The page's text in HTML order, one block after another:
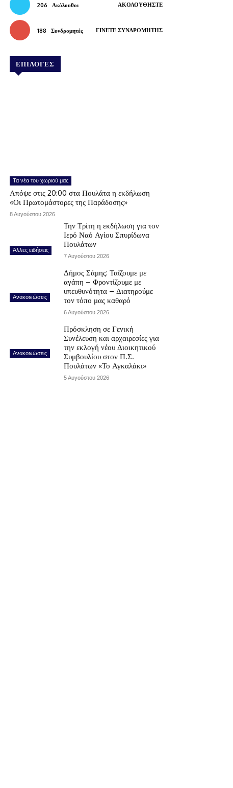
206 Ακόλουθοι ΑΚΟΛΟΥΘΉΣΤΕ
188 Συνδρομητές ΓΊΝΕΤΕ ΣΥΝΔΡΟΜΗΤΉΣ
ΕΠΙΛΟΓΕΣ
Τα νέα του χωριού μας
Απόψε στις 20:00 στα Πουλάτα η εκδήλωση
«Οι Πρωτομάστορες της Παράδοσης»
8 Αυγούστου 2026
Άλλες ειδήσεις
Την Τρίτη η εκδήλωση για τον
Ιερό Ναό Αγίου Σπυρίδωνα
Πουλάτων
7 Αυγούστου 2026
Ανακοινώσεις
Δήμος Σάμης: Ταΐζουμε με
αγάπη – Φροντίζουμε με
υπευθυνότητα – Διατηρούμε
τον τόπο μας καθαρό
6 Αυγούστου 2026
Ανακοινώσεις
Πρόσκληση σε Γενική
Συνέλευση και αρχαιρεσίες για
την εκλογή νέου Διοικητικού
Συμβουλίου στον Π.Σ.
Πουλάτων «Το Αγκαλάκι»
5 Αυγούστου 2026